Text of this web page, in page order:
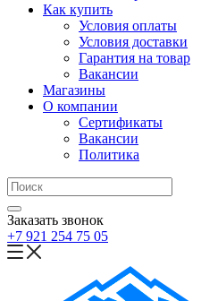
Как купить
Условия оплаты
Условия доставки
Гарантия на товар
Вакансии
Магазины
О компании
Сертификаты
Вакансии
Политика
Заказать звонок
+7 921 254 75 05